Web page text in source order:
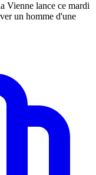
Vienne lance ce mardi
un homme d'une